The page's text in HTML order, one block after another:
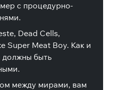
с процедурно-
Dead Cells,
Super Meat Boy. Как и
должны быть
между мирами, вам